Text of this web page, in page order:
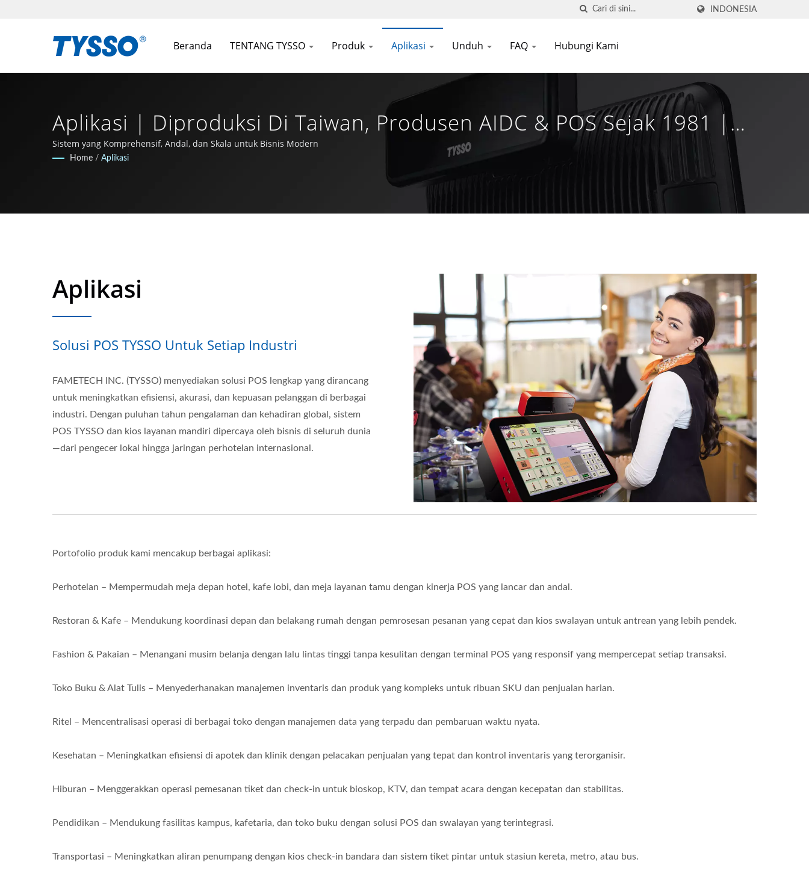
INDONESIA
Beranda TENTANG TYSSO Produk Aplikasi Unduh FAQ Hubungi Kami
Aplikasi | Diproduksi Di Taiwan, Produsen AIDC & POS Sejak 1981 |
FAMETECH INC
Sistem yang Komprehensif, Andal, dan Skala untuk Bisnis Modern
Home / Aplikasi
Aplikasi
Solusi POS TYSSO Untuk Setiap Industri
FAMETECH INC. (TYSSO) menyediakan solusi POS lengkap yang dirancang
untuk meningkatkan efisiensi, akurasi, dan kepuasan pelanggan di berbagai
industri. Dengan puluhan tahun pengalaman dan kehadiran global, sistem
POS TYSSO dan kios layanan mandiri dipercaya oleh bisnis di seluruh dunia
—dari pengecer lokal hingga jaringan perhotelan internasional.
Portofolio produk kami mencakup berbagai aplikasi:
Perhotelan – Mempermudah meja depan hotel, kafe lobi, dan meja layanan tamu dengan kinerja POS yang lancar dan andal.
Restoran & Kafe – Mendukung koordinasi depan dan belakang rumah dengan pemrosesan pesanan yang cepat dan kios swalayan untuk antrean yang lebih pendek.
Fashion & Pakaian – Menangani musim belanja dengan lalu lintas tinggi tanpa kesulitan dengan terminal POS yang responsif yang mempercepat setiap transaksi.
Toko Buku & Alat Tulis – Menyederhanakan manajemen inventaris dan produk yang kompleks untuk ribuan SKU dan penjualan harian.
Ritel – Mencentralisasi operasi di berbagai toko dengan manajemen data yang terpadu dan pembaruan waktu nyata.
Kesehatan – Meningkatkan efisiensi di apotek dan klinik dengan pelacakan penjualan yang tepat dan kontrol inventaris yang terorganisir.
Hiburan – Menggerakkan operasi pemesanan tiket dan check-in untuk bioskop, KTV, dan tempat acara dengan kecepatan dan stabilitas.
Pendidikan – Mendukung fasilitas kampus, kafetaria, dan toko buku dengan solusi POS dan swalayan yang terintegrasi.
Transportasi – Meningkatkan aliran penumpang dengan kios check-in bandara dan sistem tiket pintar untuk stasiun kereta, metro, atau bus.